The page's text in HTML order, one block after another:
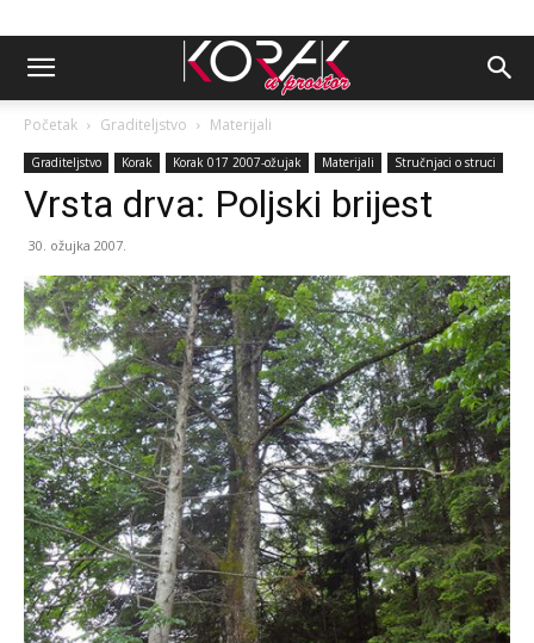
Početak Graditeljstvo Materijali
Graditeljstvo Korak Korak 017 2007-ožujak Materijali Stručnjaci o struci
Vrsta drva: Poljski brijest
30. ožujka 2007.